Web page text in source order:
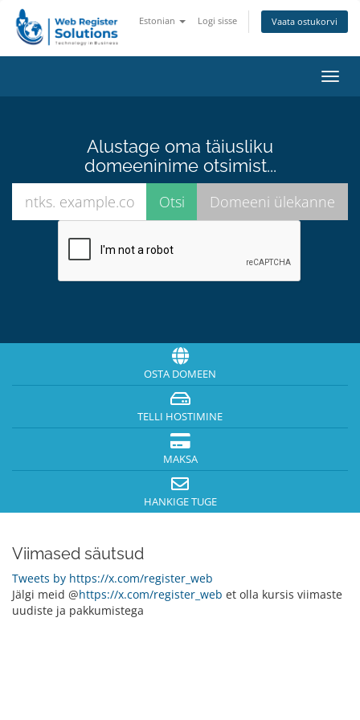
Estonian Logi sisse Vaata ostukorvi
Alustage oma täiusliku
domeeninime otsimist...
OSTA DOMEEN
TELLI HOSTIMINE
MAKSA
HANKIGE TUGE
Viimased säutsud
Tweets by https://x.com/register_web
Jälgi meid @https://x.com/register_web et olla kursis viimaste
uudiste ja pakkumistega